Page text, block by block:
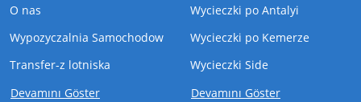
O nas
Wypozyczalnia Samochodow
Transfer-z lotniska
Devamını Göster
Wycieczki po Antalyi
Wycieczki po Kemerze
Wycieczki Side
Devamını Göster